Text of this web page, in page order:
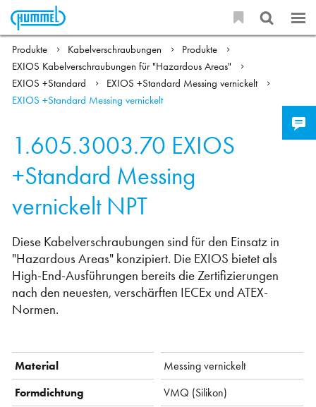
Produkte Kabelverschraubungen
Produkte
EXIOS Kabelverschraubungen für "Hazardous Areas"
EXIOS +Standard
EXIOS +Standard Messing vernickelt
EXIOS +Standard Messing vernickelt
1.605.3003.70 EXIOS
+Standard Messing
vernickelt NPT
Diese Kabelverschraubungen sind für den Einsatz in
"Hazardous Areas" konzipiert. Die EXIOS bietet als
High-End-Ausführungen bereits die Zertifizierungen
nach den neuesten, verschärften IECEx und ATEX-
Normen.
Material
Messing vernickelt
Formdichtung
VMQ (Silikon)